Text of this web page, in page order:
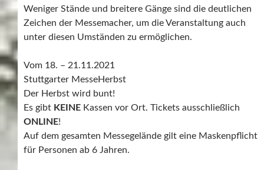
Weniger Stände und breitere Gänge sind die deutlichen
Zeichen der Messemacher, um die Veranstaltung auch
unter diesen Umständen zu ermöglichen.
Vom 18. – 21.11.2021
Stuttgarter MesseHerbst
Der Herbst wird bunt!
Es gibt KEINE Kassen vor Ort. Tickets ausschließlich
ONLINE!
Auf dem gesamten Messegelände gilt eine Maskenpflicht
für Personen ab 6 Jahren.